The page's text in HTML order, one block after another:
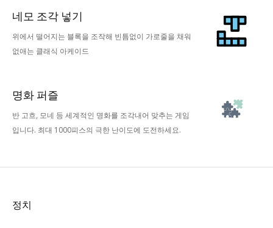
네모 조각 넣기
위에서 떨어지는 블록을 조작해 빈틈없이 가로줄을 채워
없애는 클래식 아케이드
명화 퍼즐
반 고흐, 모네 등 세계적인 명화를 조각내어 맞추는 게임
입니다. 최대 1000피스의 극한 난이도에 도전하세요.
정치